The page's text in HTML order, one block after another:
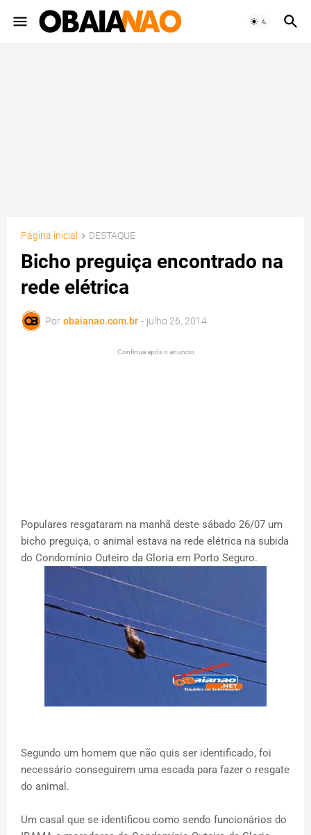
Página inicial DESTAQUE
Bicho preguiça encontrado na
rede elétrica
Por obaianao.com.br - julho 26, 2014
Continua após o anuncio
Populares resgataram na manhã deste sábado 26/07 um
bicho preguiça, o animal estava na rede elétrica na subida
do Condomínio Outeiro da Gloria em Porto Seguro.
Segundo um homem que não quis ser identificado, foi
necessário conseguirem uma escada para fazer o resgate
do animal.
Um casal que se identificou como sendo funcionários do